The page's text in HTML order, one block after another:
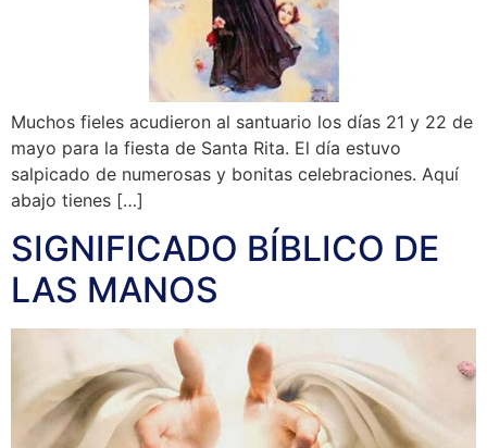
Muchos fieles acudieron al santuario los días 21 y 22 de
mayo para la fiesta de Santa Rita. El día estuvo
salpicado de numerosas y bonitas celebraciones. Aquí
abajo tienes […]
SIGNIFICADO BÍBLICO DE
LAS MANOS